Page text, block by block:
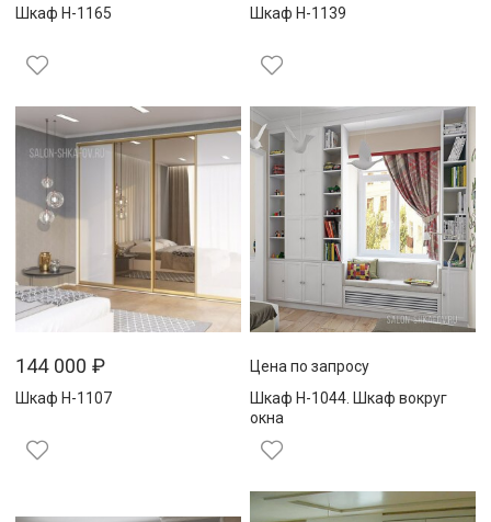
Шкаф Н-1165
Шкаф Н-1139
144 000 ₽
Шкаф Н-1107
Цена по запросу
Шкаф Н-1044. Шкаф вокруг
окна